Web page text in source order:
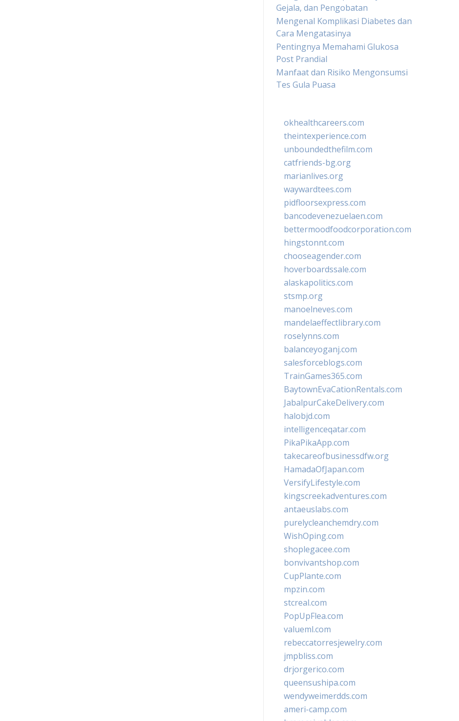
Gejala, dan Pengobatan
Mengenal Komplikasi Diabetes dan
Cara Mengatasinya
Pentingnya Memahami Glukosa
Post Prandial
Manfaat dan Risiko Mengonsumsi
Tes Gula Puasa
okhealthcareers.com
theintexperience.com
unboundedthefilm.com
catfriends-bg.org
marianlives.org
waywardtees.com
pidfloorsexpress.com
bancodevenezuelaen.com
bettermoodfoodcorporation.com
hingstonnt.com
chooseagender.com
hoverboardssale.com
alaskapolitics.com
stsmp.org
manoelneves.com
mandelaeffectlibrary.com
roselynns.com
balanceyoganj.com
salesforceblogs.com
TrainGames365.com
BaytownEvaCationRentals.com
JabalpurCakeDelivery.com
halobjd.com
intelligenceqatar.com
PikaPikaApp.com
takecareofbusinessdfw.org
HamadaOfJapan.com
VersifyLifestyle.com
kingscreekadventures.com
antaeuslabs.com
purelycleanchemdry.com
WishOping.com
shoplegacee.com
bonvivantshop.com
CupPlante.com
mpzin.com
stcreal.com
PopUpFlea.com
valueml.com
rebeccatorresjewelry.com
jmpbliss.com
drjorgerico.com
queensushipa.com
wendyweimerdds.com
ameri-camp.com